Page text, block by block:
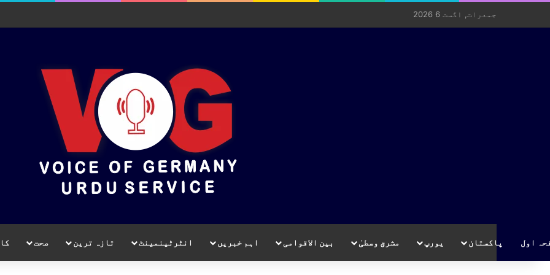
جمعرات, اگست 6 2026
اول پاکستان یورپ مشرق وسطیٰ بین الاقوامی اہم خبریں انٹرٹینمینٹ تازہ ترین صحت